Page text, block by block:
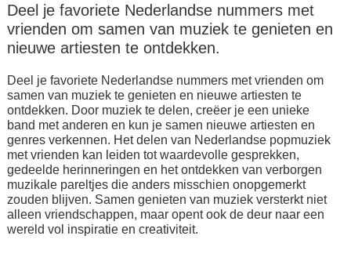
Deel je favoriete Nederlandse nummers met
vrienden om samen van muziek te genieten en
nieuwe artiesten te ontdekken.
Deel je favoriete Nederlandse nummers met vrienden om
samen van muziek te genieten en nieuwe artiesten te
ontdekken. Door muziek te delen, creëer je een unieke
band met anderen en kun je samen nieuwe artiesten en
genres verkennen. Het delen van Nederlandse popmuziek
met vrienden kan leiden tot waardevolle gesprekken,
gedeelde herinneringen en het ontdekken van verborgen
muzikale pareltjes die anders misschien onopgemerkt
zouden blijven. Samen genieten van muziek versterkt niet
alleen vriendschappen, maar opent ook de deur naar een
wereld vol inspiratie en creativiteit.